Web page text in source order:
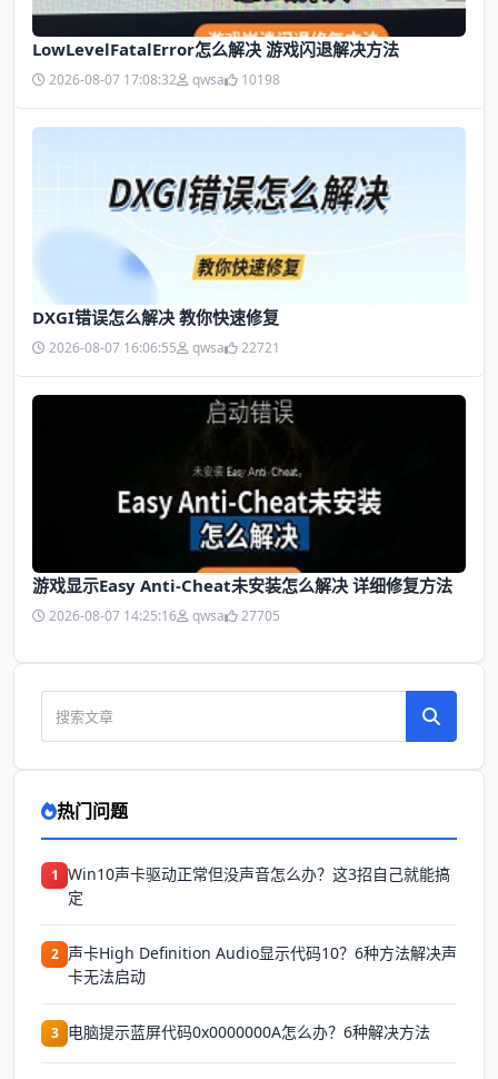
LowLevelFatalError怎么解决 游戏闪退解决方法
2026-08-07 17:08:32 qwsa 10198
DXGI错误怎么解决 教你快速修复
2026-08-07 16:06:55 qwsa 22721
游戏显示Easy Anti-Cheat未安装怎么解决 详细修复方法
2026-08-07 14:25:16 qwsa 27705
热门问题
1 Win10声卡驱动正常但没声音怎么办？这3招自己就能搞
定
2 声卡High Definition Audio显示代码10？6种方法解决声
卡无法启动
3 电脑提示蓝屏代码0x0000000A怎么办？6种解决方法